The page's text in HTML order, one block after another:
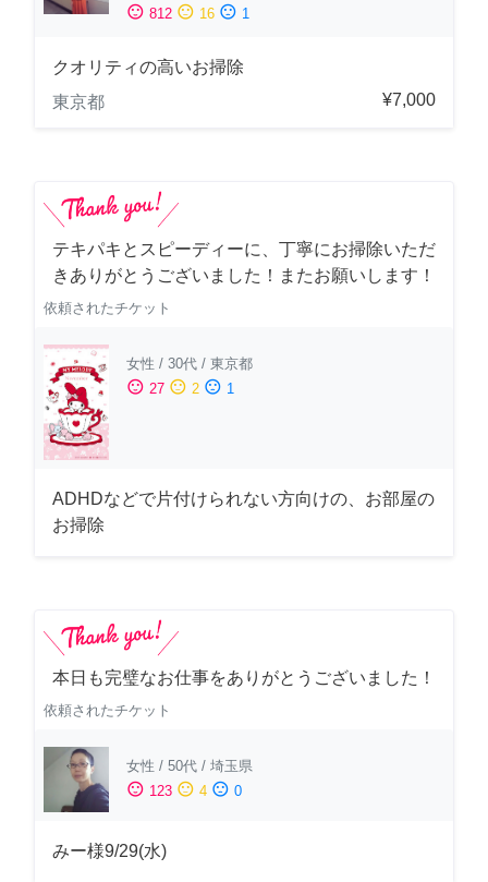
sentiment_satisfied 812 sentiment_neutral 16 sentiment_dissatisfied 1
クオリティの高いお掃除
東京都
¥7,000
テキパキとスピーディーに、丁寧にお掃除いただ
きありがとうございました！またお願いします！
依頼されたチケット
女性 / 30代 / 東京都
sentiment_satisfied 27 sentiment_neutral 2 sentiment_dissatisfied 1
ADHDなどで片付けられない方向けの、お部屋の
お掃除
本日も完璧なお仕事をありがとうございました！
依頼されたチケット
女性 / 50代 / 埼玉県
sentiment_satisfied 123 sentiment_neutral 4 sentiment_dissatisfied 0
みー様9/29(水)